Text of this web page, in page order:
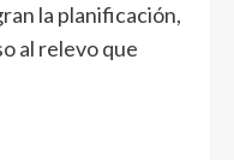
la planificación,
al relevo que